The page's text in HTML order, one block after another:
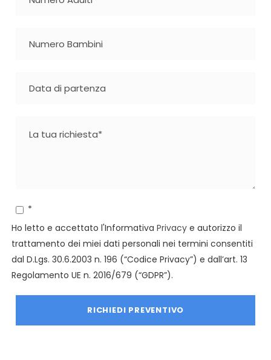
*
Ho letto e accettato l'Informativa Privacy e autorizzo il
trattamento dei miei dati personali nei termini consentiti
dal D.Lgs. 30.6.2003 n. 196 (“Codice Privacy”) e dall’art. 13
Regolamento UE n. 2016/679 (“GDPR”).